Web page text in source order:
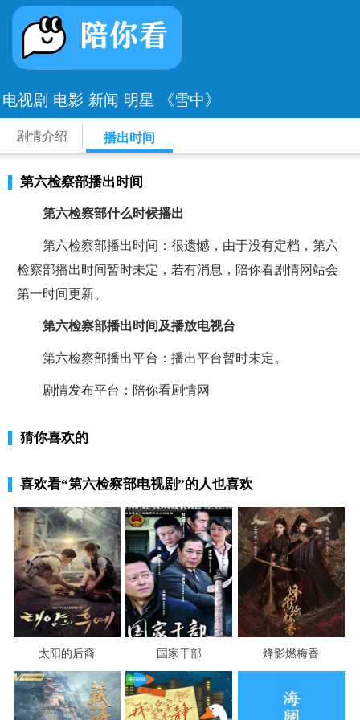
电视剧 电影 新闻 明星 《雪中》
剧情介绍 播出时间
第六检察部播出时间
第六检察部什么时候播出
第六检察部播出时间：很遗憾，由于没有定档，第六
检察部播出时间暂时未定，若有消息，陪你看剧情网站会
第一时间更新。
第六检察部播出时间及播放电视台
第六检察部播出平台：播出平台暂时未定。
剧情发布平台：陪你看剧情网
猜你喜欢的
喜欢看“第六检察部电视剧”的人也喜欢
太阳的后裔 国家干部 烽影燃梅香